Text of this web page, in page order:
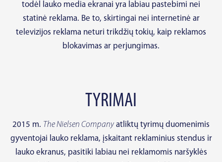
todėl lauko media ekranai yra labiau pastebimi nei
statinė reklama. Be to, skirtingai nei internetinė ar
televizijos reklama neturi trikdžių tokių, kaip reklamos
blokavimas ar perjungimas.
TYRIMAI
2015 m. The Nielsen Companyatliktų tyrimų duomenimis
gyventojai lauko reklama, įskaitant reklaminius stendus ir
lauko ekranus, pasitiki labiau nei reklamomis naršyklės